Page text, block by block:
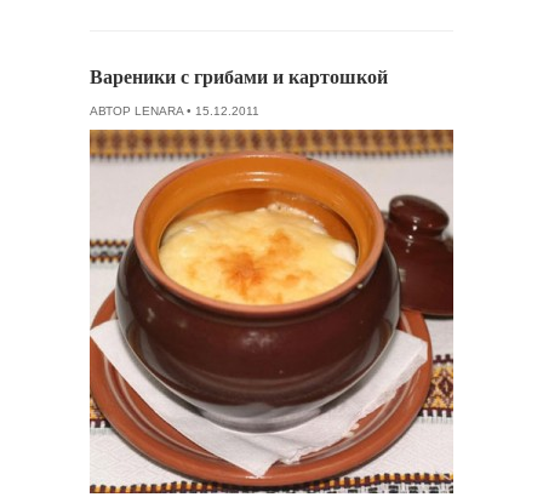
Вареники с грибами и картошкой
АВТОР LENARA• 15.12.2011